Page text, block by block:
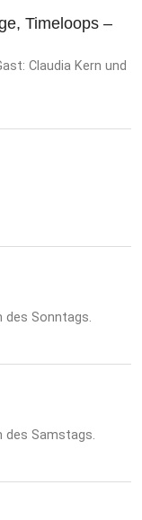
Timeloops –
Claudia Kern und
des Sonntags.
des Samstags.